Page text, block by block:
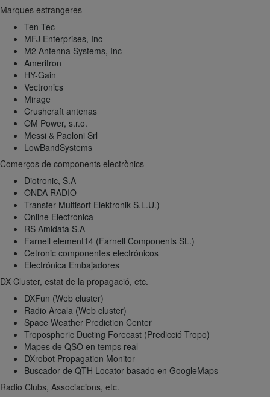
Marques estrangeres
Ten-Tec
MFJ Enterprises, Inc
M2 Antenna Systems, Inc
Ameritron
HY-Gain
Vectronics
Mirage
Crushcraft antenas
OM Power, s.r.o.
Messi & Paoloni Srl
LowBandSystems
Comerços de components electrònics
Diotronic, S.A
ONDA RADIO
Transfer Multisort Elektronik S.L.U.)
Online Electronica
RS Amidata S.A
Farnell element14 (Farnell Components SL.)
Cetronic componentes electrónicos
Electrónica Embajadores
DX Cluster, estat de la propagació, etc.
DXFun (Web cluster)
Radio Arcala (Web cluster)
Space Weather Prediction Center
Tropospheric Ducting Forecast (Predicció Tropo)
Mapes de QSO en temps real
DXrobot Propagation Monitor
Buscador de QTH Locator basado en GoogleMaps
Radio Clubs, Associacions, etc.